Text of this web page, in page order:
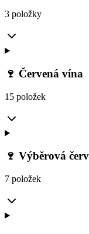
3 položky
🍷 Červená vína
15 položek
🍷 Výběrová
7 položek